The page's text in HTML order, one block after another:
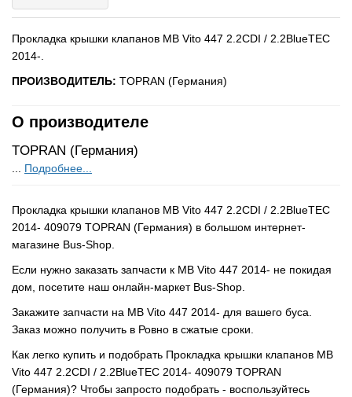
Прокладка крышки клапанов MB Vito 447 2.2CDI / 2.2BlueTEC
2014-.
ПРОИЗВОДИТЕЛЬ: TOPRAN (Германия)
О производителе
TOPRAN (Германия)
Подробнее...
Прокладка крышки клапанов MB Vito 447 2.2CDI / 2.2BlueTEC
2014- 409079 TOPRAN (Германия) в большом интернет-
магазине Bus-Shop.
Если нужно заказать запчасти к MB Vito 447 2014- не покидая
дом, посетите наш онлайн-маркет Bus-Shop.
Закажите запчасти на MB Vito 447 2014- для вашего буса.
Заказ можно получить в Ровно в сжатые сроки.
Как легко купить и подобрать Прокладка крышки клапанов MB
Vito 447 2.2CDI / 2.2BlueTEC 2014- 409079 TOPRAN
(Германия)? Чтобы запросто подобрать - воспользуйтесь